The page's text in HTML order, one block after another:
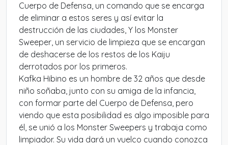
Cuerpo de Defensa, un comando que se encarga
de eliminar a estos seres y así evitar la
destrucción de las ciudades, Y los Monster
Sweeper, un servicio de limpieza que se encargan
de deshacerse de los restos de los Kaiju
derrotados por los primeros.
Kafka Hibino es un hombre de 32 años que desde
niño soñaba, junto con su amiga de la infancia,
con formar parte del Cuerpo de Defensa, pero
viendo que esta posibilidad es algo imposible para
él, se unió a los Monster Sweepers y trabaja como
limpiador. Su vida dará un vuelco cuando conozca